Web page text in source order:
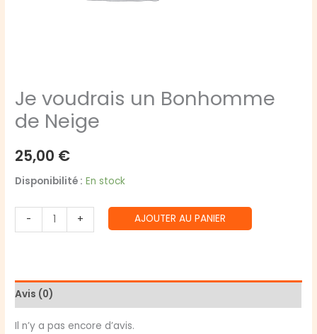
Je voudrais un Bonhomme
de Neige
25,00 €
Disponibilité : En stock
-
quantité
de
un
Bonhomme
de
+ AJOUTER AU PANIER
Avis (0)
Il n’y a pas encore d’avis.